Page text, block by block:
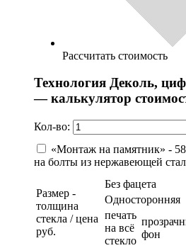
Рассчитать стоимость
Технология Деколь,
— калькулятор
Кол-во:
«Монтаж на памятник» -
на болты из нержавеющей
Размер -
толщина
стекла / цена
руб.
Без фацета
Односторонняя
печать
на всё
стекло
фон